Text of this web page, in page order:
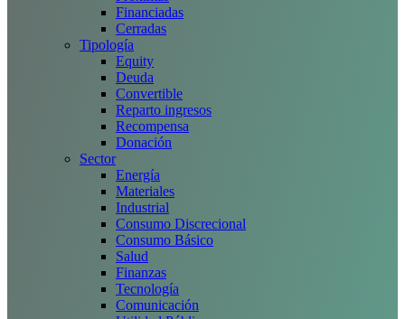
Financiadas
Cerradas
Tipología
Equity
Deuda
Convertible
Reparto ingresos
Recompensa
Donación
Sector
Energía
Materiales
Industrial
Consumo Discrecional
Consumo Básico
Salud
Finanzas
Tecnología
Comunicación